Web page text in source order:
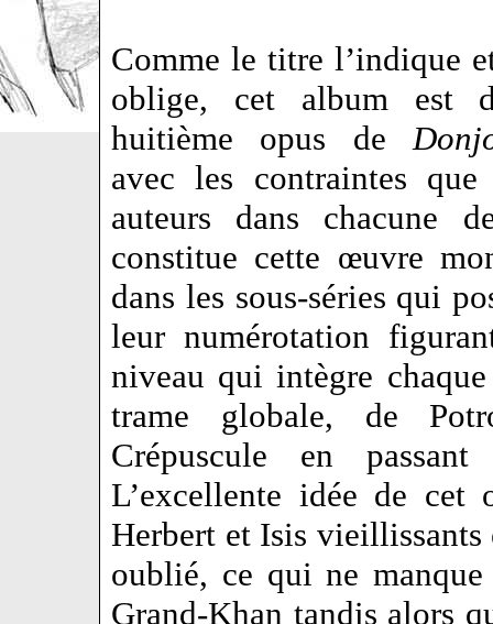
Comme le titre l’indique
oblige, cet album est
huitième opus de
avec les contraintes que
auteurs dans chacune
constitue cette œuvre
dans les sous-séries qui
leur numérotation
niveau qui intègre
trame globale, de
Crépuscule en
L’excellente idée de cet
Herbert et Isis
oublié, ce qui ne manque
Grand-Khan tandis alors